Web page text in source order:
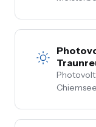
zur
Vor-Ort-